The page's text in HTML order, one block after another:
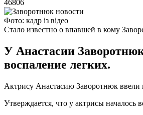
46806
Фото: кадр із відео
Стало известно о впавшей в кому
У Анастасии
воспаление легких.
Актрису Анастасию Заворотнюк ввели
Утверждается, что у актрисы началось